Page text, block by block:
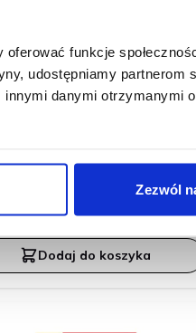
funkcje
udostępniamy partnerom
danymi otrzymanymi
Zezwól
Churu Terrine Pumpkin
13,99 zł
Dodaj do koszyka